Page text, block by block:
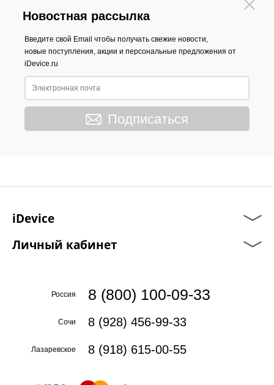
Новостная рассылка
Введите свой Email чтобы получать свежие новости,
новые поступления, акции и персональные предложения от
iDevice.ru
Подписаться
iDevice
Личный кабинет
Россия 8 (800) 100-09-33
Сочи 8 (928) 456-99-33
Лазаревское 8 (918) 615-00-55